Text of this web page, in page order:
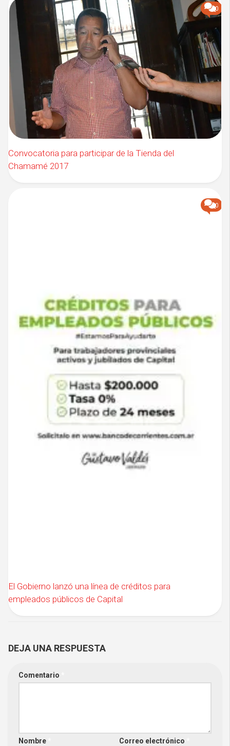
0
Convocatoria para participar de la Tienda del
Chamamé 2017
0
El Gobierno lanzó una línea de créditos para
empleados públicos de Capital
DEJA UNA RESPUESTA
Comentario
Nombre Correo electrónico